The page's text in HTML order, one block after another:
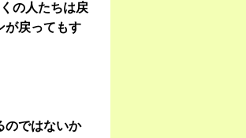
の人たちは戻
が戻ってもす
のではないか